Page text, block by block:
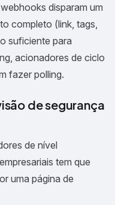
disparam um
completo (link, tags,
suficiente para
acionadores de ciclo
fazer polling.
de segurança
de nível
tem que
uma página de